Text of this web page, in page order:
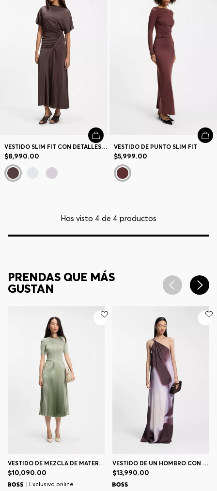
VESTIDO SLIM FIT CON DETALLES FRUNCIDOS
$8,990.00
VESTIDO DE PUNTO SLIM FIT
$5,999.00
Has visto 4 de 4 productos
PRENDAS QUE MÁS
GUSTAN
VESTIDO DE MEZCLA DE MATERIALES CON FALDA PLISADA
$10,090.00
| Exclusiva online
VESTIDO DE UN HOMBRO CON ESTAMPADO FLORAL
$13,990.00